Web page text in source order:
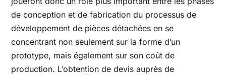
de conception et de fabrication du processus de
développement de pièces détachées en se
concentrant non seulement sur la forme d’un
prototype, mais également sur son coût de
production. L’obtention de devis auprès de